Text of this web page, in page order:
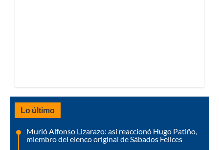
Lo último
Murió Alfonso Lizarazo: así reaccionó Hugo Patiño,
miembro del elenco original de Sábados Felices